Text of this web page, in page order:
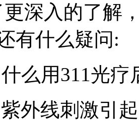
更深入的了解
有什么疑问:
么用311光
外线刺激引